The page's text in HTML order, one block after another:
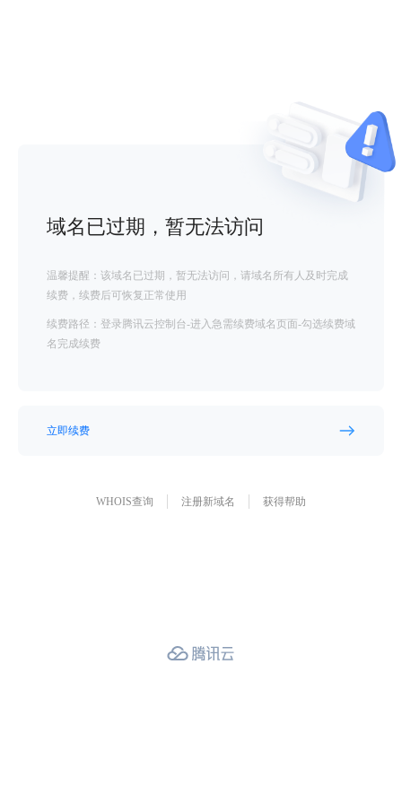
域名已过期，暂无法访问
温馨提醒：该域名已过期，暂无法访问，请域名所有人及时完成
续费，续费后可恢复正常使用
续费路径：登录腾讯云控制台-进入急需续费域名页面-勾选续费域
名完成续费
立即续费
WHOIS查询 注册新域名 获得帮助